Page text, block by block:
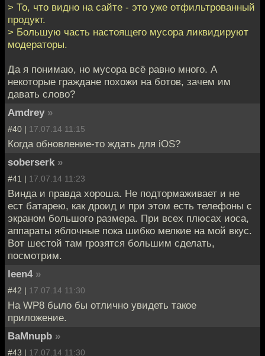
> То, что видно на сайте - это уже отфильтрованный
продукт.
> Большую часть настоящего мусора ликвидируют
модераторы.
Да я понимаю, но мусора всё равно много. А
некоторые граждане похожи на ботов, зачем им
давать слово?
Amdrey »
#40 | 17.07.14 11:15
Когда обновление-то ждать для iOS?
soberserk »
#41 | 17.07.14 11:23
Винда и правда хороша. Не подтормаживает и не
ест батарею, как дроид и при этом есть телефоны с
экраном большого размера. При всех плюсах иоса,
аппараты яблочные пока шибко мелкие на мой вкус.
Вот шестой там грозятся большим сделать,
посмотрим.
leen4 »
#42 | 17.07.14 11:30
На WP8 было бы отлично увидеть такое
приложение.
BaMnupb »
#43 | 17.07.14 11:30